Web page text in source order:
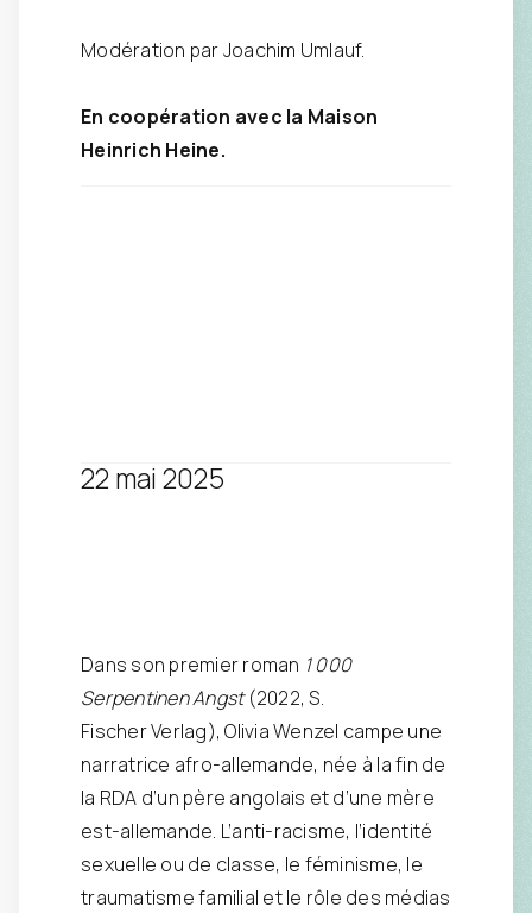
Modération par Joachim Umlauf.
En coopération avec la Maison
Heinrich Heine.
22 mai 2025
Dans son premier roman 1 000
Serpentinen Angst(2022, S.
Fischer Verlag), Olivia Wenzel campe une
narratrice afro-allemande, née à la fin de
la RDA d’un père angolais et d’une mère
est-allemande. L’anti-racisme, l’identité
sexuelle ou de classe, le féminisme, le
traumatisme familial et le rôle des médias